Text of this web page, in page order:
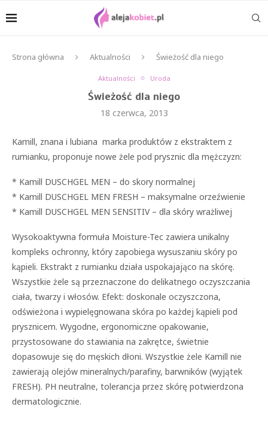
Strona główna Aktualności Świeżość dla niego
Aktualności Uroda
Świeżość dla niego
18 czerwca, 2013
Kamill, znana i lubiana marka produktów z ekstraktem z
rumianku, proponuje nowe żele pod prysznic dla mężczyzn:
* Kamill DUSCHGEL MEN – do skory normalnej
* Kamill DUSCHGEL MEN FRESH – maksymalne orzeźwienie
* Kamill DUSCHGEL MEN SENSITIV – dla skóry wrażliwej
Wysokoaktywna formuła Moisture-Tec zawiera unikalny
kompleks ochronny, który zapobiega wysuszaniu skóry po
kąpieli. Ekstrakt z rumianku działa uspokajająco na skórę.
Wszystkie żele są przeznaczone do delikatnego oczyszczania
ciała, twarzy i włosów. Efekt: doskonale oczyszczona,
odświeżona i wypielęgnowana skóra po każdej kąpieli pod
prysznicem. Wygodne, ergonomiczne opakowanie,
przystosowane do stawiania na zakrętce, świetnie
dopasowuje się do męskich dłoni. Wszystkie żele Kamill nie
zawierają olejów mineralnych/parafiny, barwników (wyjątek
FRESH). PH neutralne, tolerancja przez skórę potwierdzona
dermatologicznie.